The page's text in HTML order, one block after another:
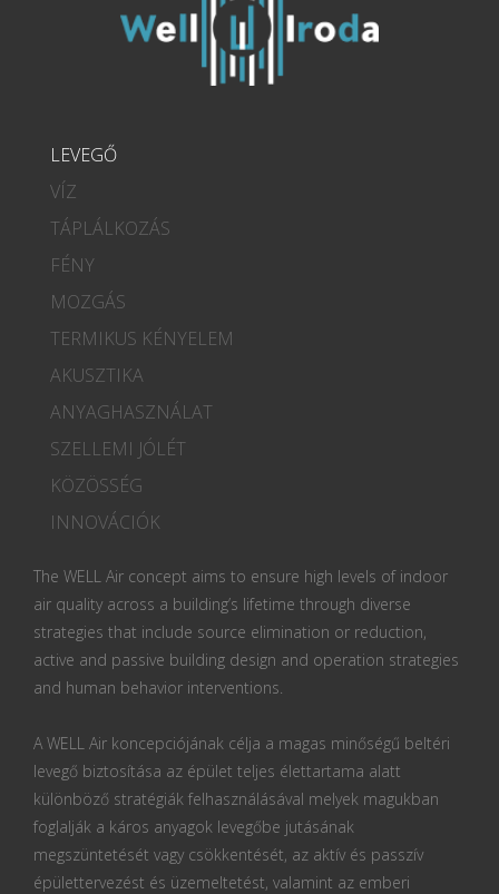
LEVEGŐ
VÍZ
TÁPLÁLKOZÁS
FÉNY
MOZGÁS
TERMIKUS KÉNYELEM
AKUSZTIKA
ANYAGHASZNÁLAT
SZELLEMI JÓLÉT
KÖZÖSSÉG
INNOVÁCIÓK
The WELL Air concept aims to ensure high levels of indoor
air quality across a building’s lifetime through diverse
strategies that include source elimination or reduction,
active and passive building design and operation strategies
and human behavior interventions.
A WELL Air koncepciójának célja a magas minőségű beltéri
levegő biztosítása az épület teljes élettartama alatt
különböző stratégiák felhasználásával melyek magukban
foglalják a káros anyagok levegőbe jutásának
megszüntetését vagy csökkentését, az aktív és passzív
épülettervezést és üzemeltetést, valamint az emberi